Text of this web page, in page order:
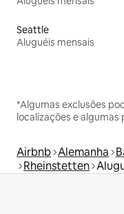
Seattle
Aluguéis mensais
*Algumas exclusões
localizações e algumas
Airbnb Alemanha
Rheinstetten